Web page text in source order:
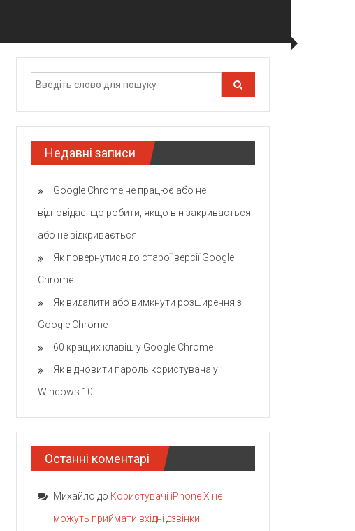
Недавні записи
Google Chrome не працює або не
відповідає: що робити, якщо він закривається
або не відкривається
Як повернутися до старої версії Google
Chrome
Як видалити або вимкнути розширення з
Google Chrome
60 кращих клавіш у Google Chrome
Як відновити пароль користувача у
Windows 10
Останні коментарі
Михайло до Користувачі iPhone X не
можуть приймати вхідні дзвінки